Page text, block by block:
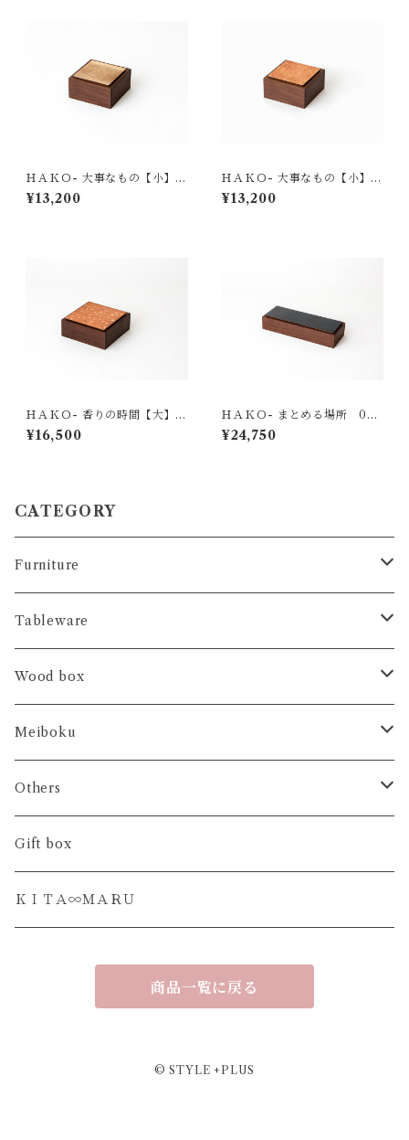
ＨＡＫＯ- 大事なもの【小】
001 龍（朴）
¥13,200
ＨＡＫＯ- 大事なもの【小】
001 桜
¥13,200
ＨＡＫＯ- 香りの時間【大】
002 宝づくし
¥16,500
ＨＡＫＯ- まとめる場所 003
漆クラック
¥24,750
CATEGORY
Furniture
コンソール
ブックシェルフ
Tableware
テーブルランナー
アレンジプレート
ティーマット
カトラリーレスト
ＫＡＺＡＲＩ - ＳＡＲＡ
ＯＫＯＵ - ＤＡＩ
Wood box
ＨＡＫＯ- 大事なもの
ＨＡＫＯ- おやつの時間
ＨＡＫＯ- 香りの時間
ＨＡＫＯ- まとめる場所
Meiboku
日本の木
世界の木
Others
フラワーボックス
お香 トワインセンス
Gift box
ＫＩＴＡ∞ＭＡＲＵ
商品一覧に戻る
© STYLE +PLUS